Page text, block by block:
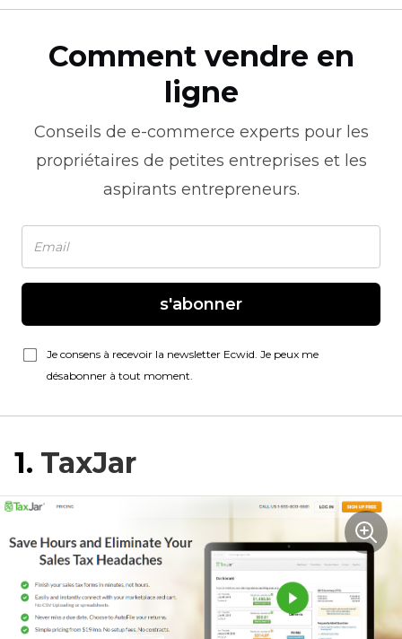
Comment vendre en
ligne
Conseils de e-commerce experts pour les
propriétaires de petites entreprises et les
aspirants entrepreneurs.
s'abonner
Je consens à recevoir la newsletter Ecwid. Je peux me
désabonner à tout moment.
1. TaxJar